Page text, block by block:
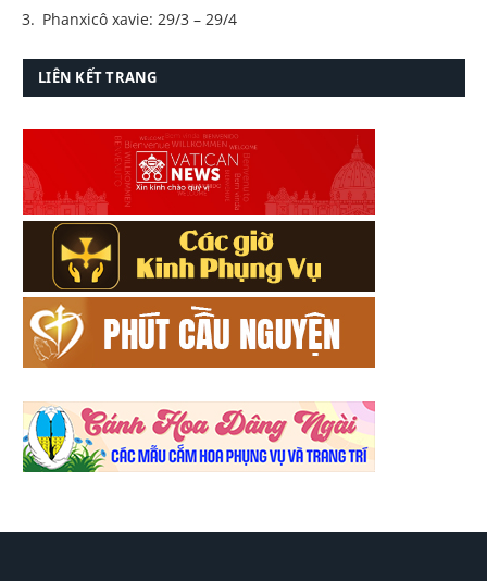
Phanxicô xavie: 29/3 – 29/4
LIÊN KẾT TRANG